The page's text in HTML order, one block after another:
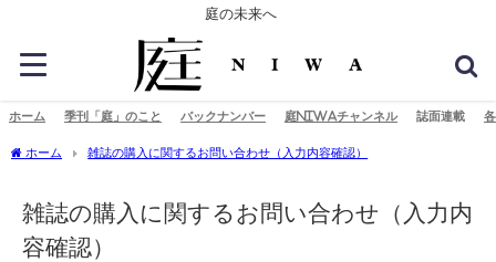
庭の未来へ
ホーム 季刊「庭」のこと バックナンバー 庭NIWAチャンネル 誌面連載
ホーム 雑誌の購入に関するお問い合わせ（入力内容確認）
雑誌の購入に関するお問い合わせ（入力内
容確認）